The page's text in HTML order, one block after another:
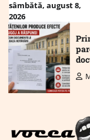
Skip
content
sâmbătă, august 8,
2026